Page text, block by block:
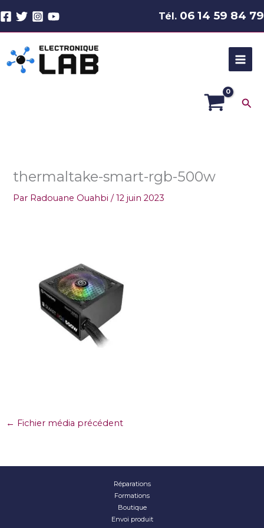
au
Tél. 06 14 59 84 79
thermaltake-smart-rgb-500w
Par Radouane Ouahbi/12 juin 2023
← Fichier média précédent
Réparations
Formations
Boutique
Envoi produit